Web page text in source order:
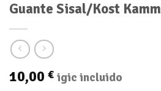
Guante Sisal/Kost Kamm
10,00 € igic incluido